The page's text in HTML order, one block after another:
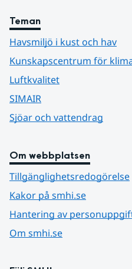
Teman
Havsmiljö i kust och hav
Kunskapscentrum för
Luftkvalitet
SIMAIR
Sjöar och vattendrag
Om webbplatsen
Tillgänglighetsredogörelse
Kakor på smhi.se
Hantering av
Om smhi.se